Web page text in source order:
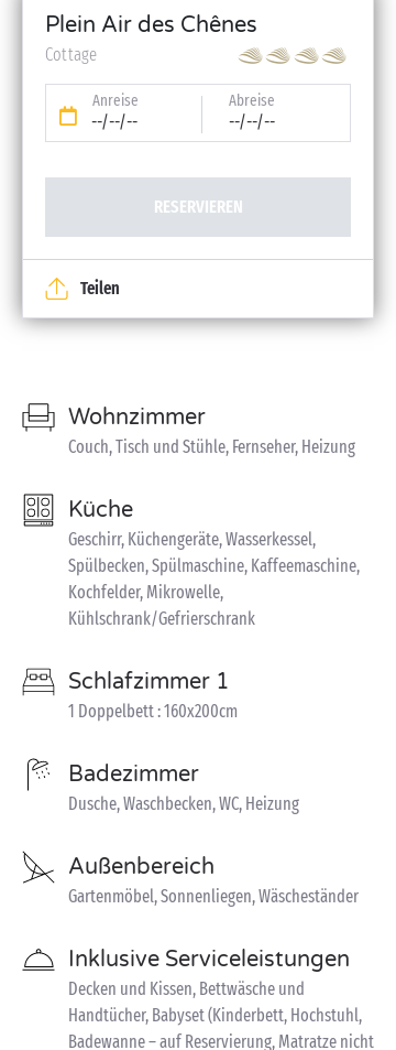
Plein Air des Chênes
Cottage
Anreise
--/--/--
Abreise
--/--/--
RESERVIEREN
Teilen
Wohnzimmer
Couch, Tisch und Stühle, Fernseher, Heizung
Küche
Geschirr, Küchengeräte, Wasserkessel,
Spülbecken, Spülmaschine, Kaffeemaschine,
Kochfelder, Mikrowelle,
Kühlschrank/Gefrierschrank
Schlafzimmer 1
1 Doppelbett : 160x200cm
Badezimmer
Dusche, Waschbecken, WC, Heizung
Außenbereich
Gartenmöbel, Sonnenliegen, Wäscheständer
Inklusive Serviceleistungen
Decken und Kissen, Bettwäsche und
Handtücher, Babyset (Kinderbett, Hochstuhl,
Badewanne – auf Reservierung, Matratze nicht